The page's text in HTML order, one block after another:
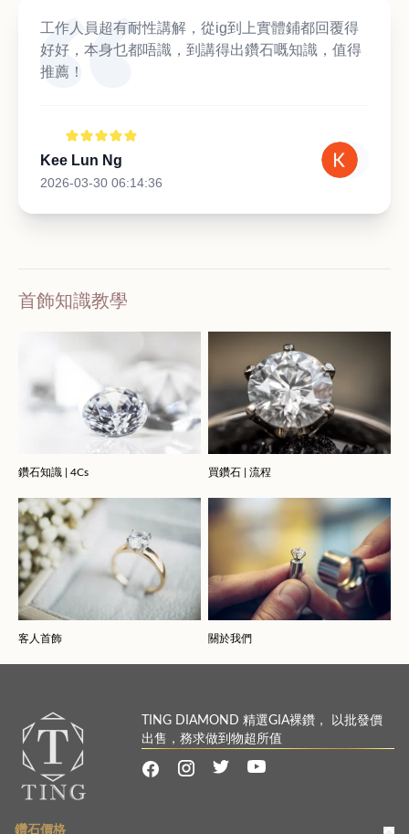
工作人員超有耐性講解，從ig到上實體鋪都回覆得
好好，本身乜都唔識，到講得出鑽石嘅知識，值得
推薦！
Kee Lun Ng
2026-03-30 06:14:36
首飾知識教學
鑽石知識 | 4Cs 買鑽石 | 流程
客人首飾 關於我們
TING DIAMOND 精選GIA裸鑽， 以批發價
出售，務求做到物超所值
鑽石價格